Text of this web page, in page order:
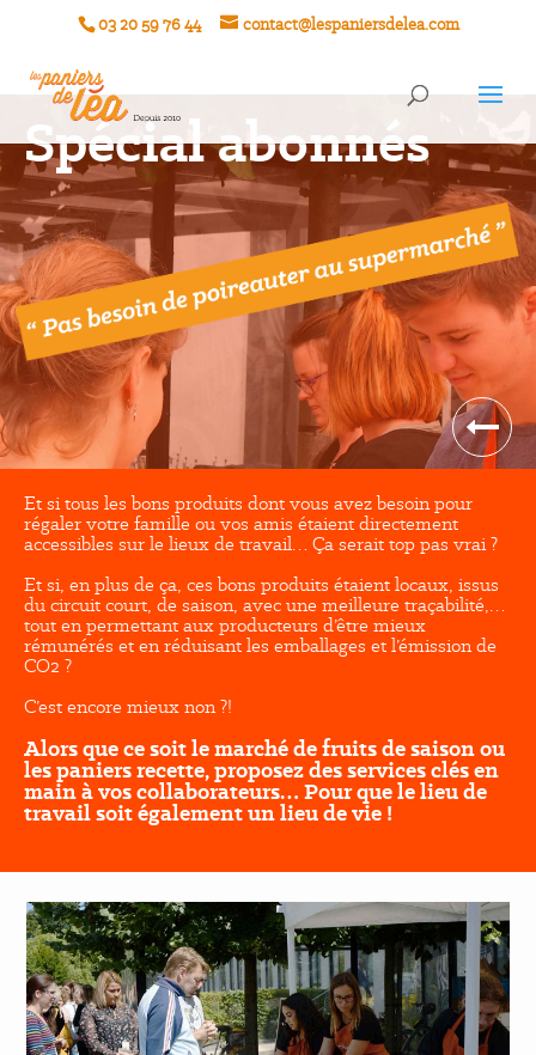
03 20 59 76 44 contact@lespaniersdelea.com
Spécial abonnés
Et si tous les bons produits dont vous avez besoin pour
régaler votre famille ou vos amis étaient directement
accessibles sur le lieux de travail… Ça serait top pas vrai ?
Et si, en plus de ça, ces bons produits étaient locaux, issus
du circuit court, de saison, avec une meilleure traçabilité,…
tout en permettant aux producteurs d’être mieux
rémunérés et en réduisant les emballages et l’émission de
CO2 ?
C’est encore mieux non ?!
Alors que ce soit le marché de fruits de saison ou
les paniers recette, proposez des services clés en
main à vos collaborateurs… Pour que le lieu de
travail soit également un lieu de vie !